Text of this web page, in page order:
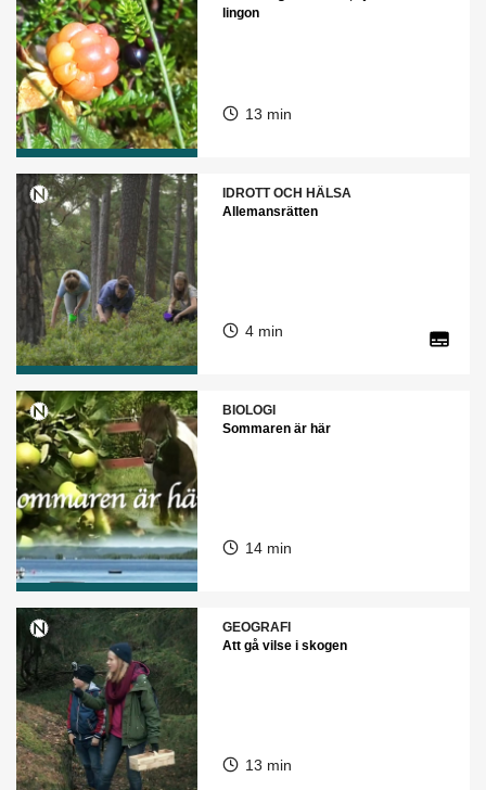
lingon
13 min
IDROTT OCH HÄLSA
Allemansrätten
4 min
BIOLOGI
Sommaren är här
14 min
GEOGRAFI
Att gå vilse i skogen
13 min